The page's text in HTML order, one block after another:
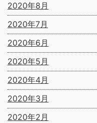
2020年8月
2020年7月
2020年6月
2020年5月
2020年4月
2020年3月
2020年2月